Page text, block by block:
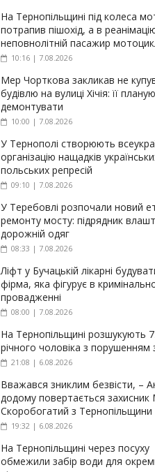
На Тернопільщині під колеса
потрапив пішохід, а в
неповнолітній пасажир
10:16 | 7.08.2026
Мер Чорткова закликав не
будівлю на вулиці Хічія: її
демонтувати
10:00 | 7.08.2026
У Тернополі створюють
організацію нащадків
польських репресій
09:10 | 7.08.2026
У Теребовлі розпочали новий
ремонту мосту: підрядник
дорожній одяг
08:33 | 7.08.2026
Ліфт у Бучацькій лікарні
фірма, яка фігурує в
провадженні
08:00 | 7.08.2026
На Тернопільщині розшукують
річного чоловіка з порушенням
21:08 | 6.08.2026
Вважався зниклим безвісти, –
додому повертається захисник
Скоробогатий з Тернопільщини
19:32 | 6.08.2026
На Тернопільщині через посуху
обмежили забір води для